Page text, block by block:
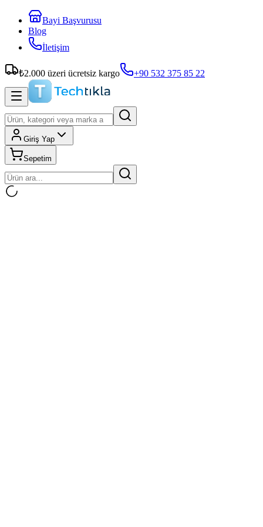
Bayi Başvurusu
Blog
İletişim
₺2.000 üzeri ücretsiz kargo +90 532 375 85 22
Giriş Yap
Sepetim